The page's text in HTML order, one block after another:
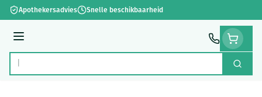
Ga naar de inhoud
Apothekersadvies Snelle beschikbaarheid
Menu
Product, merk, categorie... Zoek